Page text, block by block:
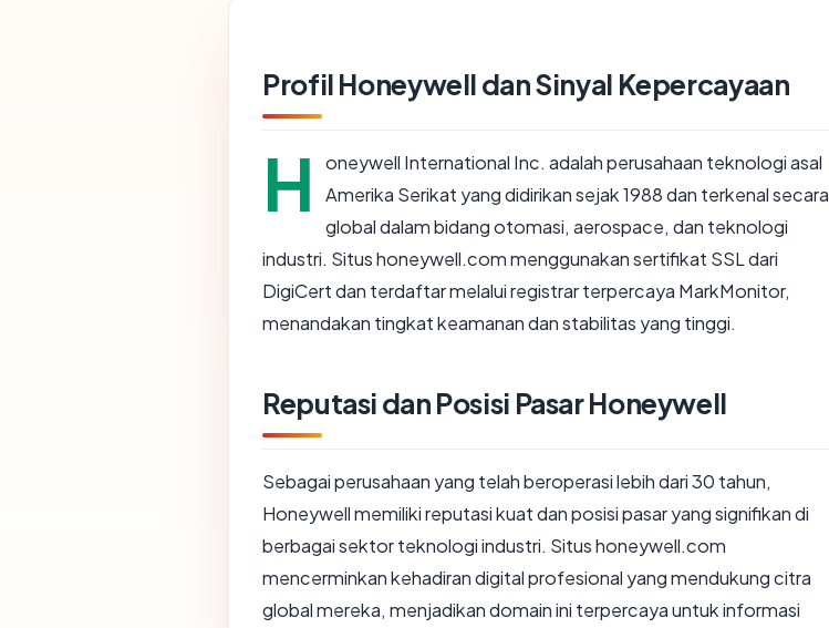
Profil Honeywell dan Sinyal Kepercayaan
H
oneywell International Inc. adalah perusahaan teknologi asal
Amerika Serikat yang didirikan sejak 1988 dan terkenal secara
global dalam bidang otomasi, aerospace, dan teknologi
industri. Situs honeywell.com menggunakan sertifikat SSL dari
DigiCert dan terdaftar melalui registrar terpercaya MarkMonitor,
menandakan tingkat keamanan dan stabilitas yang tinggi.
Reputasi dan Posisi Pasar Honeywell
Sebagai perusahaan yang telah beroperasi lebih dari 30 tahun,
Honeywell memiliki reputasi kuat dan posisi pasar yang signifikan di
berbagai sektor teknologi industri. Situs honeywell.com
mencerminkan kehadiran digital profesional yang mendukung citra
global mereka, menjadikan domain ini terpercaya untuk informasi